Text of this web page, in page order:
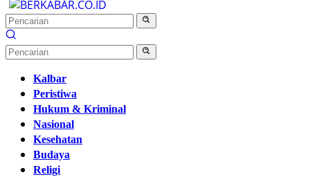
Kalbar
Peristiwa
Hukum & Kriminal
Nasional
Kesehatan
Budaya
Religi